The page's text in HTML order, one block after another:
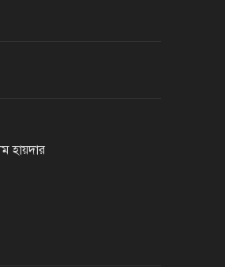
হায়দার